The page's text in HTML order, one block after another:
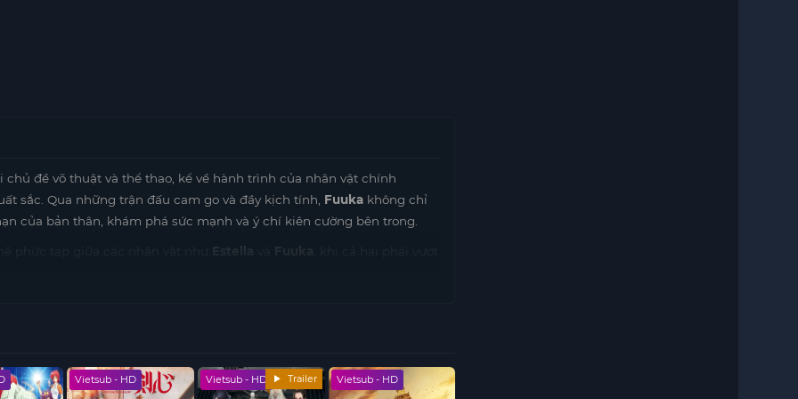
chủ đề võ thuật và thể thao, kể về hành trình của nhân vật chính
sắc. Qua những trận đấu cam go và đầy kịch tính, Fuuka không chỉ
của bản thân, khám phá sức mạnh và ý chí kiên cường bên trong.
Estella Fuuka
con đường võ thuật. Qua những tình tiết này,
tâm. Đây là lựa chọn tuyệt vời cho fan yêu thích thể loại anime võ
Vietsub - HD Vietsub - HD Trailer Vietsub - HD